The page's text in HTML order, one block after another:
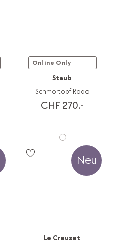
Online Only
Staub
Schmortopf Rodo
CHF 270.-
Neu
Le Creuset